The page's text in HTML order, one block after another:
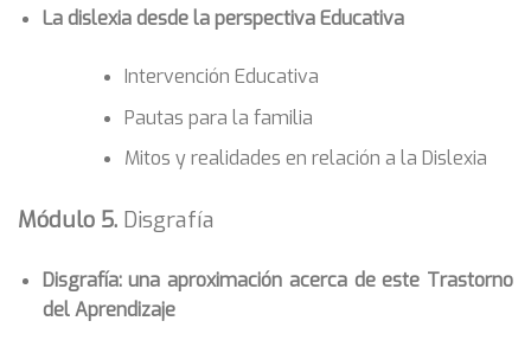
La dislexia desde la perspectiva Educativa
Intervención Educativa
Pautas para la familia
Mitos y realidades en relación a la Dislexia
Módulo 5. Disgrafía
Disgrafía: una aproximación acerca de este Trastorno
del Aprendizaje